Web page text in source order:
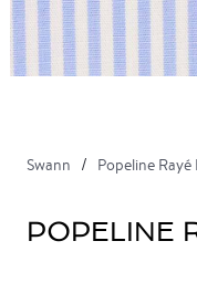
Swann Popeline Rayé
POPELINE